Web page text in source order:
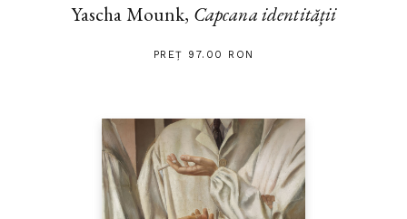
Yascha Mounk, Capcana identității
PREȚ 97.00 RON